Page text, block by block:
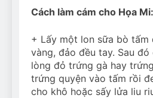
Cách làm cám cho Họa Mi:
+ Lấy một lon sữa bò tấm
vàng, đảo đều tay. Sau
lòng đỏ trứng gà hay
trứng quyện vào tấm rồi
cho khô hoặc sấy lửa liu